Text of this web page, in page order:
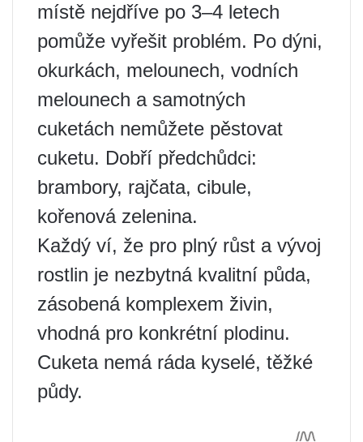
místě nejdříve po 3–4 letech
pomůže vyřešit problém. Po dýni,
okurkách, melounech, vodních
melounech a samotných
cuketách nemůžete pěstovat
cuketu. Dobří předchůdci:
brambory, rajčata, cibule,
kořenová zelenina.
Každý ví, že pro plný růst a vývoj
rostlin je nezbytná kvalitní půda,
zásobená komplexem živin,
vhodná pro konkrétní plodinu.
Cuketa nemá ráda kyselé, těžké
půdy.